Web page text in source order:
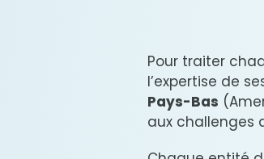
Pour traiter
l’expertise de
Pays-Bas
aux challenges